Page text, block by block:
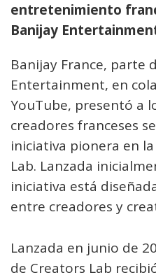
entretenimiento
Banijay
Banijay France, parte
Entertainment, en
YouTube, presentó a
creadores franceses
iniciativa pionera en
Lab. Lanzada
iniciativa está
entre creadores y
Lanzada en junio de
de Creators Lab